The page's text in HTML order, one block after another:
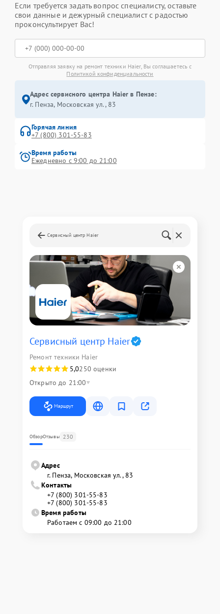
Если требуется задать вопрос специалисту, оставьте
свои данные и дежурный специалист с радостью
проконсультирует Вас!
Отправляя заявку на ремонт техники Haier, Вы соглашаетесь с
Политикой конфиденциальности
Адрес сервисного центра Haier в Пензе:
г. Пенза, Московская ул., 83
Горячая линия
+7 (800) 301-55-83
Время работы
Ежедневно с 9:00 до 21:00
Сервисный центр Haier
Сервисный центр Haier
Ремонт техники Haier
5,0250 оценки
Открыто до 21:00
Маршрут
ОбзорОтзывы 230
Адрес
г. Пенза, Московская ул., 83
Контакты
+7 (800) 301-55-83
+7 (800) 301-55-83
Время работы
Работаем с 09:00 до 21:00